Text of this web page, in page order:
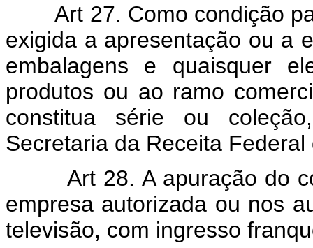
Art 27. Como condição
exigida a apresentação ou a
embalagens e quaisquer
produtos ou ao ramo
constitua série ou
Secretaria da Receita
Art 28. A apuração do
empresa autorizada ou nos
televisão, com ingresso